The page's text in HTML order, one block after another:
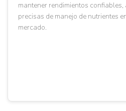
mantener rendimientos
precisas de manejo de nutrientes
mercado.